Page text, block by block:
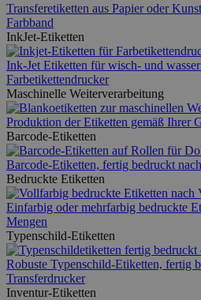
Transferetiketten aus Papier oder
Farbband
InkJet-Etiketten
Ink-Jet Etiketten für wisch- und
Farbetikettendrucker
Maschinelle Weiterverarbeitung
Produktion der Etiketten gemäß Ihrer
Barcode-Etiketten
Barcode-Etiketten, fertig bedruckt
Bedruckte Etiketten
Einfarbig oder mehrfarbig bedruckte
Mengen
Typenschild-Etiketten
Robuste Typenschild-Etiketten, fertig
Transferdrucker
Inventur-Etiketten